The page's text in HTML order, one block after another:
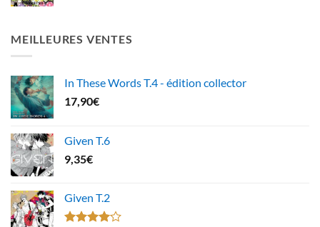
MEILLEURES VENTES
In These Words T.4 - édition collector
17,90€
Given T.6
9,35€
Given T.2